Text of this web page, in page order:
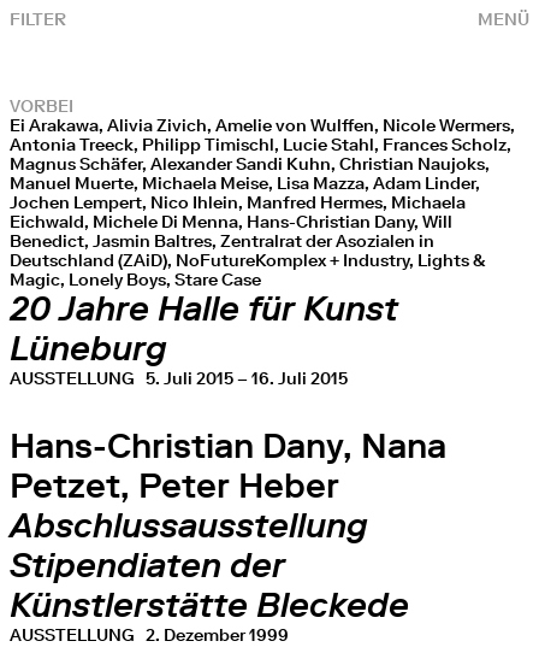
MENÜ
FILTER
VORBEI
Ei Arakawa, Alivia Zivich, Amelie von Wulffen, Nicole Wermers,
Antonia Treeck, Philipp Timischl, Lucie Stahl, Frances Scholz,
Magnus Schäfer, Alexander Sandi Kuhn, Christian Naujoks,
Manuel Muerte, Michaela Meise, Lisa Mazza, Adam Linder,
Jochen Lempert, Nico Ihlein, Manfred Hermes, Michaela
Eichwald, Michele Di Menna, Hans-Christian Dany, Will
Benedict, Jasmin Baltres, Zentralrat der Asozialen in
Deutschland (ZAiD), NoFutureKomplex + Industry, Lights &
Magic, Lonely Boys, Stare Case
20 Jahre Halle für Kunst
Lüneburg
AUSSTELLUNG 5. Juli 2015 – 16. Juli 2015
Hans-Christian Dany, Nana
Petzet, Peter Heber
Abschlussausstellung
Stipendiaten der
Künstlerstätte Bleckede
AUSSTELLUNG 2. Dezember 1999